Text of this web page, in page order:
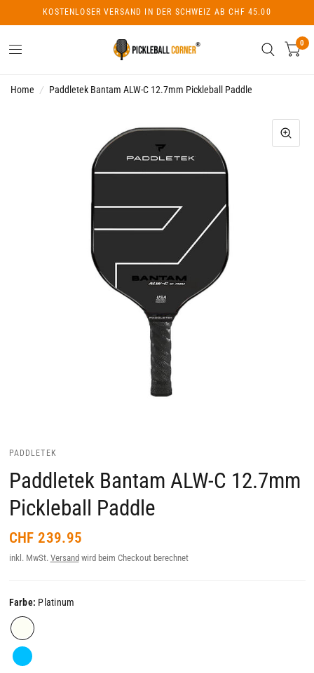
KOSTENLOSER VERSAND IN DER SCHWEIZ AB CHF 45.00
0
Home / Paddletek Bantam ALW-C 12.7mm Pickleball Paddle
PADDLETEK
Paddletek Bantam ALW-C 12.7mm
Pickleball Paddle
CHF 239.95
inkl. MwSt. Versand wird beim Checkout berechnet
Farbe: Platinum